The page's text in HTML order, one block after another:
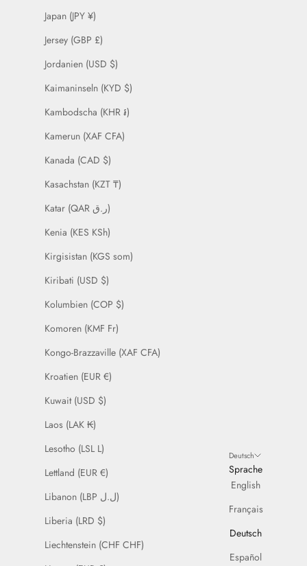
Japan (JPY ¥)
Jersey (GBP £)
Jordanien (USD $)
Kaimaninseln (KYD $)
Kambodscha (KHR ៛)
Kamerun (XAF CFA)
Kanada (CAD $)
Kasachstan (KZT ₸)
Katar (QAR ر.ق)
Kenia (KES KSh)
Kirgisistan (KGS som)
Kiribati (USD $)
Kolumbien (COP $)
Komoren (KMF Fr)
Kongo-Brazzaville (XAF CFA)
Kroatien (EUR €)
Kuwait (USD $)
Laos (LAK ₭)
Lesotho (LSL L)
Lettland (EUR €)
Libanon (LBP ل.ل)
Liberia (LRD $)
Liechtenstein (CHF CHF)
Deutsch
Sprache
English
Français
Deutsch
Español